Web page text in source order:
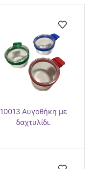
10013 Αυγοθήκη με
δαχτυλίδι.